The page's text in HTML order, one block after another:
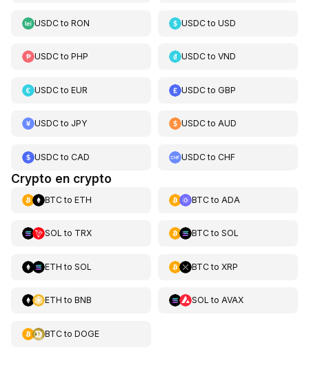
USDCto RON USDCtoUSD
USDCto PHP USDCtoVND
USDCto EUR USDCtoGBP
USDCto JPY USDCtoAUD
USDCto CAD USDCtoCHF
Crypto en crypto
BTCto ETH BTCto ADA
SOL to TRX BTCto SOL
ETH to SOL BTCto XRP
ETH to BNB SOL to AVAX
BTCto DOGE